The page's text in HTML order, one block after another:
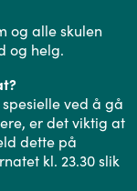
og alle skulen
og helg.
ved å gå
er det viktig at
dette på
kl. 23.30 slik